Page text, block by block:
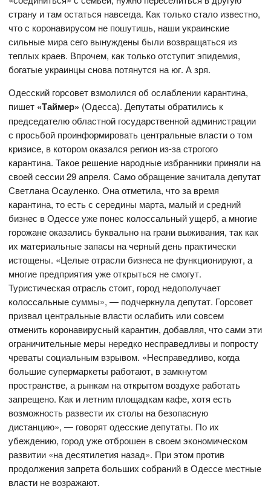
страну и там остаться навсегда. Как только стало известно,
что с коронавирусом не пошутишь, наши украинские
сильные мира сего вынуждены были возвращаться из
теплых краев. Впрочем, как только отступит эпидемия,
богатые украинцы снова потянутся на юг. А зря.
Одесский горсовет взмолился об ослаблении карантина,
пишет «Таймер» (Одесса). Депутаты обратились к
председателю областной государственной администрации
с просьбой проинформировать центральные власти о том
кризисе, в котором оказался регион из-за строгого
карантина. Такое решение народные избранники приняли на
своей сессии 29 апреля. Само обращение зачитала депутат
Светлана Осауленко. Она отметила, что за время
карантина, то есть с середины марта, малый и средний
бизнес в Одессе уже понес колоссальный ущерб, а многие
горожане оказались буквально на грани выживания, так как
их материальные запасы на черный день практически
истощены. «Целые отрасли бизнеса не функционируют, а
многие предприятия уже открыться не смогут.
Туристическая отрасль стоит, город недополучает
колоссальные суммы», — подчеркнула депутат. Горсовет
призвал центральные власти ослабить или совсем
отменить коронавирусный карантин, добавляя, что сами эти
ограничительные меры нередко несправедливы и попросту
чреваты социальным взрывом. «Несправедливо, когда
большие супермаркеты работают, в замкнутом
пространстве, а рынкам на открытом воздухе работать
запрещено. Как и летним площадкам кафе, хотя есть
возможность развести их столы на безопасную
дистанцию», — говорят одесские депутаты. По их
убеждению, город уже отброшен в своем экономическом
развитии «на десятилетия назад». При этом против
продолжения запрета больших собраний в Одессе местные
власти не возражают.